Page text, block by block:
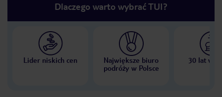
Dlaczego warto wybrać TUI?
Lider niskich cen
Największe biuro
podróży w Polsce
30 lat w